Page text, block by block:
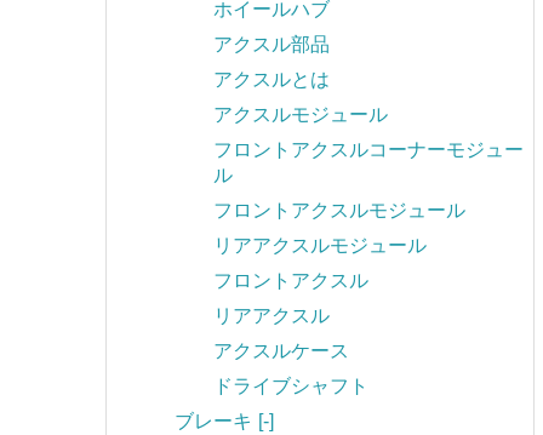
ホイールハブ
アクスル部品
アクスルとは
アクスルモジュール
フロントアクスルコーナーモジュー
ル
フロントアクスルモジュール
リアアクスルモジュール
フロントアクスル
リアアクスル
アクスルケース
ドライブシャフト
ブレーキ [-]